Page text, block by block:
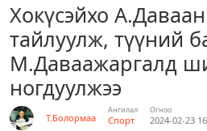
Хокүсэйхо
тайлуулж, түүний
М.Даваажаргалд
ногдуулжээ
Т.Болормаа
Ангилал
Спорт
Огноо
2024-02-23